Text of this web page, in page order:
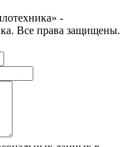
-
Все права защищены.